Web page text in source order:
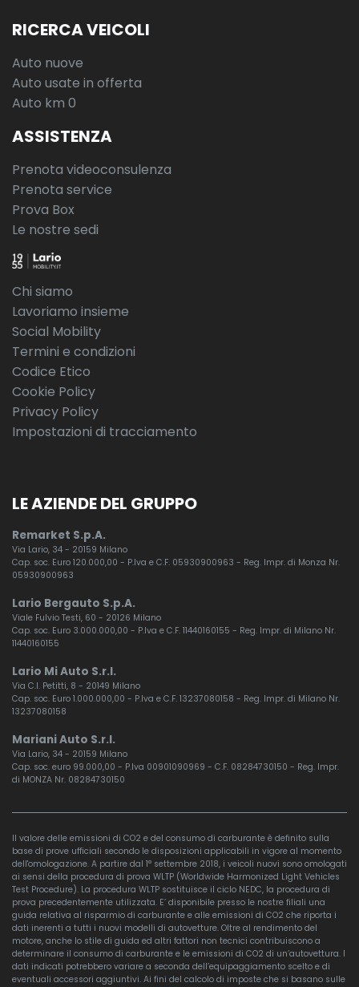
RICERCA VEICOLI
Auto nuove
Auto usate in offerta
Auto km 0
ASSISTENZA
Prenota videoconsulenza
Prenota service
Prova Box
Le nostre sedi
Chi siamo
Lavoriamo insieme
Social Mobility
Termini e condizioni
Codice Etico
Cookie Policy
Privacy Policy
Impostazioni di tracciamento
LE AZIENDE DEL GRUPPO
Remarket S.p.A.
Via Lario, 34 - 20159 Milano
Cap. soc. Euro 120.000,00 - P.Iva e C.F. 05930900963 - Reg. Impr. di Monza Nr.
05930900963
Lario Bergauto S.p.A.
Viale Fulvio Testi, 60 - 20126 Milano
Cap. soc. Euro 3.000.000,00 - P.Iva e C.F. 11440160155 - Reg. Impr. di Milano Nr.
11440160155
Lario Mi Auto S.r.l.
Via C.I. Petitti, 8 - 20149 Milano
Cap. soc. Euro 1.000.000,00 - P.Iva e C.F. 13237080158 - Reg. Impr. di Milano Nr.
13237080158
Mariani Auto S.r.l.
Via Lario, 34 - 20159 Milano
Cap. soc. euro 99.000,00 - P.Iva 00901090969 - C.F. 08284730150 - Reg. Impr.
di MONZA Nr. 08284730150
Il valore delle emissioni di CO2 e del consumo di carburante è definito sulla
base di prove ufficiali secondo le disposizioni applicabili in vigore al momento
dell'omologazione. A partire dal 1° settembre 2018, i veicoli nuovi sono omologati
ai sensi della procedura di prova WLTP (Worldwide Harmonized Light Vehicles
Test Procedure). La procedura WLTP sostituisce il ciclo NEDC, la procedura di
prova precedentemente utilizzata. E’ disponibile presso le nostre filiali una
guida relativa al risparmio di carburante e alle emissioni di CO2 che riporta i
dati inerenti a tutti i nuovi modelli di autovetture. Oltre al rendimento del
motore, anche lo stile di guida ed altri fattori non tecnici contribuiscono a
determinare il consumo di carburante e le emissioni di CO2 di un’autovettura. I
dati indicati potrebbero variare a seconda dell’equipaggiamento scelto e di
eventuali accessori aggiuntivi. Ai fini del calcolo di imposte che si basano sulle